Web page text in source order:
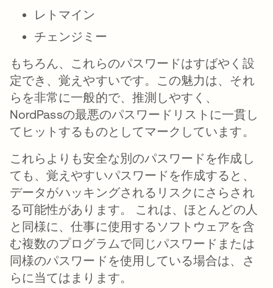
レトマイン
チェンジミー
もちろん、これらのパスワードはすばやく設
定でき、覚えやすいです。この魅力は、それ
らを非常に一般的で、推測しやすく、
NordPassの最悪のパスワードリストに一貫し
てヒットするものとしてマークしています。
これらよりも安全な別のパスワードを作成し
ても、覚えやすいパスワードを作成すると、
データがハッキングされるリスクにさらされ
る可能性があります。 これは、ほとんどの人
と同様に、仕事に使用するソフトウェアを含
む複数のプログラムで同じパスワードまたは
同様のパスワードを使用している場合は、さ
らに当てはまります。